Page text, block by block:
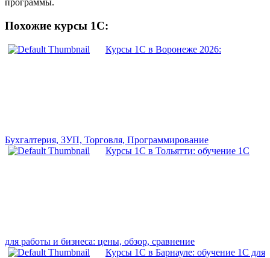
программы.
Похожие курсы 1С:
Курсы 1С в Воронеже 2026:
Бухгалтерия, ЗУП, Торговля, Программирование
Курсы 1С в Тольятти: обучение 1С
для работы и бизнеса: цены, обзор, сравнение
Курсы 1С в Барнауле: обучение 1С для